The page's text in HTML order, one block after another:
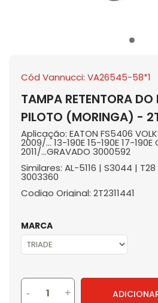
Cód Vannucci: VA26545-58*1
TAMPA RETENTORA DO
PILOTO (MORINGA) -
Aplicação: EATON FS5406
2009/... 13-190E 15-190E 17-190E
2011/...GRAVADO 3000592
Similares: AL-5116 | S3044 | T28
3003360
Codigo Original: 2T2311441
MARCA
- +